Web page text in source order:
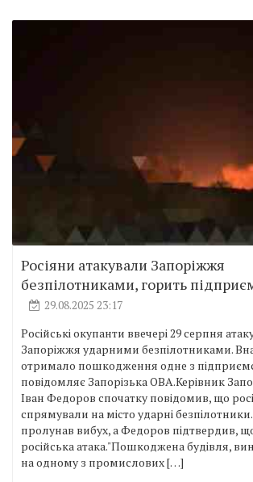
Росіяни атакували Запоріжжя
безпілотниками, горить
29.08.2025 23:17
Російські окупанти ввечері 29 серпня
Запоріжжя ударними безпілотниками.
отримало пошкодження одне з
повідомляє Запорізька ОВА.Керівник
Іван Федоров спочатку повідомив, що
спрямували на місто ударні безпілотники.
пролунав вибух, а Федоров підтвердив,
російська атака."Пошкоджена будівля,
на одному з промислових […]